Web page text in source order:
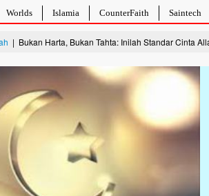
Worlds Islamia CounterFaith Saintech
| Bukan Harta, Bukan Tahta: Inilah Standar Cinta
Bantu Naura, Balita Hebat Sembuh Dari
Tumor Pembuluh Darah
Hidup Naura Salsabila dipenuhi dengan
rintangan yang sangat berat. Meskipun baru
berusia sepuluh bulan, bayi yang imut ini harus
menghadapi penyakit yang dahsyat, yaitu tumor
pembuluh darah berukuran...